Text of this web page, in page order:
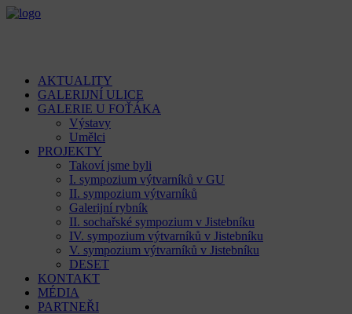
AKTUALITY
GALERIJNÍ ULICE
GALERIE U FOŤÁKA
Výstavy
Umělci
PROJEKTY
Takoví jsme byli
I. sympozium výtvarníků v GU
II. sympozium výtvarníků
Galerijní rybník
II. sochařské sympozium v Jistebníku
IV. sympozium výtvarníků v Jistebníku
V. sympozium výtvarníků v Jistebníku
DESET
KONTAKT
MÉDIA
PARTNEŘI